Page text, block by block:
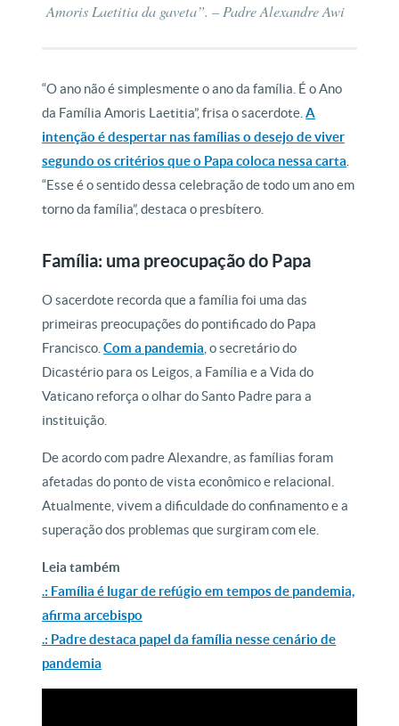
Amoris Laetitia da gaveta”. – Padre Alexandre Awi
“O ano não é simplesmente o ano da família. É o Ano
da Família Amoris Laetitia”, frisa o sacerdote.A
intenção é despertar nas famílias o desejo de viver
segundo os critérios que o Papa coloca nessa carta
“Esse é o sentido dessa celebração de todo um ano em
torno da família”, destaca o presbítero.
Família: uma preocupação do Papa
O sacerdote recorda que a família foi uma das
primeiras preocupações do pontificado do Papa
Francisco.Com a pandemia , o secretário do
Dicastério para os Leigos, a Família e a Vida do
Vaticano reforça o olhar do Santo Padre para a
instituição.
De acordo com padre Alexandre, as famílias foram
afetadas do ponto de vista econômico e relacional.
Atualmente, vivem a dificuldade do confinamento e a
superação dos problemas que surgiram com ele.
Leia também
.: Família é lugar de refúgio em tempos de pandemia,
afirma arcebispo
.: Padre destaca papel da família nesse cenário de
pandemia